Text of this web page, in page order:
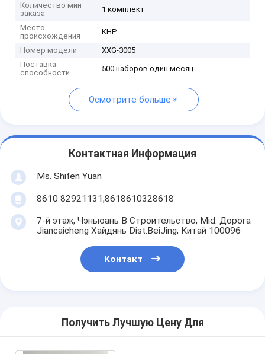
Количество мин
заказа
1 комплект
Место
происхождения
КНР
Номер модели
XXG-3005
Поставка
способности
500 наборов один месяц
Осмотрите больше
Контактная Информация
Ms. Shifen Yuan
8610 82921131,8618610328618
7-й этаж, Чэньюань B Строительство, Mid. Дорога
Jiancaicheng Хайдянь Dist.BeiJing, Китай 100096
Контакт
Получить Лучшую Цену Для